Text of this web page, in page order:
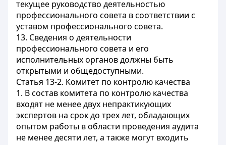
текущее руководство деятельностью
профессионального совета в соответствии с
уставом профессионального совета.
13. Сведения о деятельности
профессионального совета и его
исполнительных органов должны быть
открытыми и общедоступными.
Статья 13-2. Комитет по контролю качества
1. В состав комитета по контролю качества
входят не менее двух непрактикующих
экспертов на срок до трех лет, обладающих
опытом работы в области проведения аудита
не менее десяти лет, а также могут входить